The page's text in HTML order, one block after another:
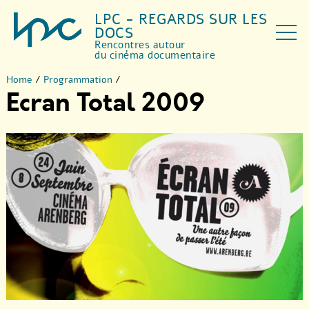
LPC - REGARDS SUR LES
DOCS
Rencontres autour
du cinéma documentaire
Home / Programmation /
Ecran Total 2009